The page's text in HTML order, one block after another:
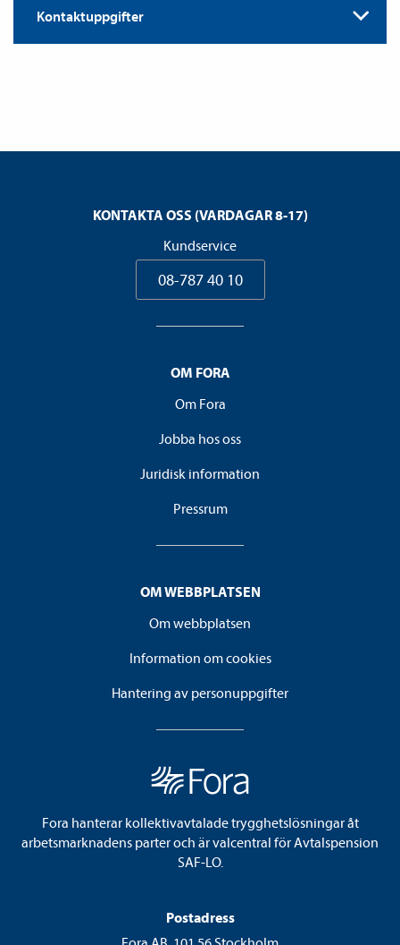
Kontaktuppgifter
KONTAKTA OSS (VARDAGAR 8-17)
Kundservice
08-787 40 10
OM FORA
Om Fora
Jobba hos oss
Juridisk information
Pressrum
OM WEBBPLATSEN
Om webbplatsen
Information om cookies
Hantering av personuppgifter
Fora hanterar kollektivavtalade trygghetslösningar åt
arbetsmarknadens parter och är valcentral för Avtalspension
SAF-LO.
Postadress